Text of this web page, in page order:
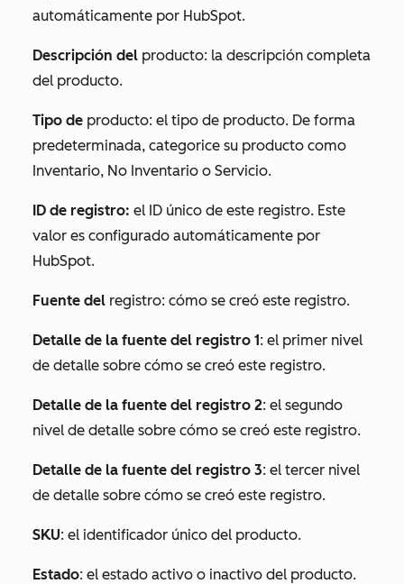
automáticamente por HubSpot.
Descripción del producto: la descripción completa
del producto.
Tipo de producto: el tipo de producto. De forma
predeterminada, categorice su producto como
Inventario, No Inventario o Servicio.
ID de registro: el ID único de este registro. Este
valor es configurado automáticamente por
HubSpot.
Fuente del registro: cómo se creó este registro.
Detalle de la fuente del registro 1: el primer nivel
de detalle sobre cómo se creó este registro.
Detalle de la fuente del registro 2: el segundo
nivel de detalle sobre cómo se creó este registro.
Detalle de la fuente del registro 3: el tercer nivel
de detalle sobre cómo se creó este registro.
SKU: el identificador único del producto.
Estado: el estado activo o inactivo del producto.